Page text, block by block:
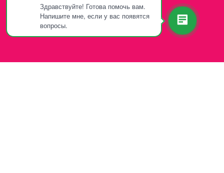
Здравствуйте! Готова помочь вам.
Напишите мне, если у вас появятся
вопросы.